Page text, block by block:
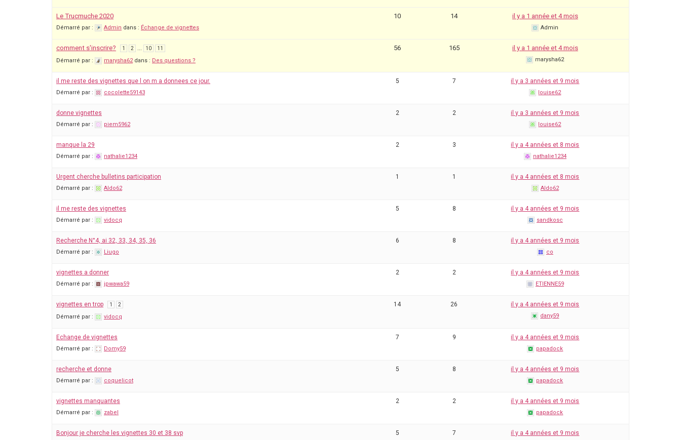
Le Trucmuche 2020
Démarré par : Admin dans : Échange de vignettes
10 14 il y a 1 année et 4 mois
Admin
comment s'inscrire? 1 2 … 10 11
Démarré par : marysha62 dans : Des questions ?
56 165 il y a 1 année et 4 mois
marysha62
il me reste des vignettes que l on m a donnees ce jour.
Démarré par : cocolette59143
5 7 il y a 3 années et 9 mois
louise62
donne vignettes
Démarré par : piem5962
2 2 il y a 3 années et 9 mois
louise62
manque la 29
Démarré par : nathalie1234
2 3 il y a 4 années et 8 mois
nathalie1234
Urgent cherche bulletins participation
Démarré par : Aldo62
1 1 il y a 4 années et 8 mois
Aldo62
il me reste des vignettes
Démarré par : vidocq
5 8 il y a 4 années et 9 mois
sandkosc
Recherche N°4, ai 32, 33, 34, 35, 36
Démarré par : Liugo
6 8 il y a 4 années et 9 mois
co
vignettes a donner
Démarré par : jpwawa59
2 2 il y a 4 années et 9 mois
ETIENNE59
vignettes en trop 1 2
Démarré par : vidocq
14 26 il y a 4 années et 9 mois
dany59
Echange de vignettes
Démarré par : Domy59
7 9 il y a 4 années et 9 mois
papadock
recherche et donne
Démarré par : coquelicot
5 8 il y a 4 années et 9 mois
papadock
vignettes manquantes
Démarré par : zabel
2 2 il y a 4 années et 9 mois
papadock
Bonjour je cherche les vignettes 30 et 38 svp 5 7 il y a 4 années et 9 mois